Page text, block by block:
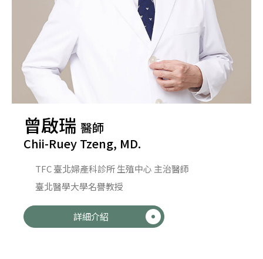
曾啟瑞醫師
Chii-Ruey Tzeng, MD.
TFC 臺北婦產科診所 生殖中心 主治醫師
臺北醫學大學名譽教授
詳細介紹